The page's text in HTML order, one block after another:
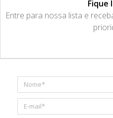
Fique
​Entre para nossa lista e